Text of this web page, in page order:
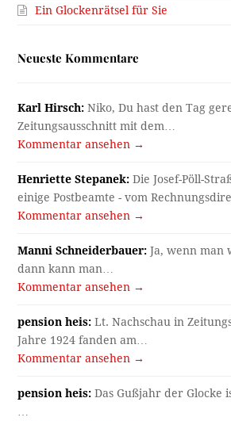
Ein Glockenrätsel für Sie
Neueste Kommentare
Karl Hirsch: Niko, Du hast den Tag
Zeitungsausschnitt mit dem…
Kommentar ansehen →
Henriette Stepanek: Die Josef-Pöll-
einige Postbeamte - vom
Kommentar ansehen →
Manni Schneiderbauer: Ja, wenn man
dann kann man…
Kommentar ansehen →
pension heis: Lt. Nachschau in
Jahre 1924 fanden am…
Kommentar ansehen →
pension heis: Das Gußjahr der Glocke